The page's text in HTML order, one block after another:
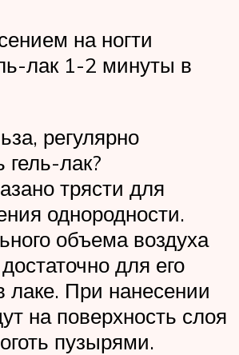
на ногти
лак 1-2 минуты в
регулярно
гель-лак?
трясти для
однородности.
объема воздуха
для его
лаке. При нанесении
на поверхность слоя
пузырями.